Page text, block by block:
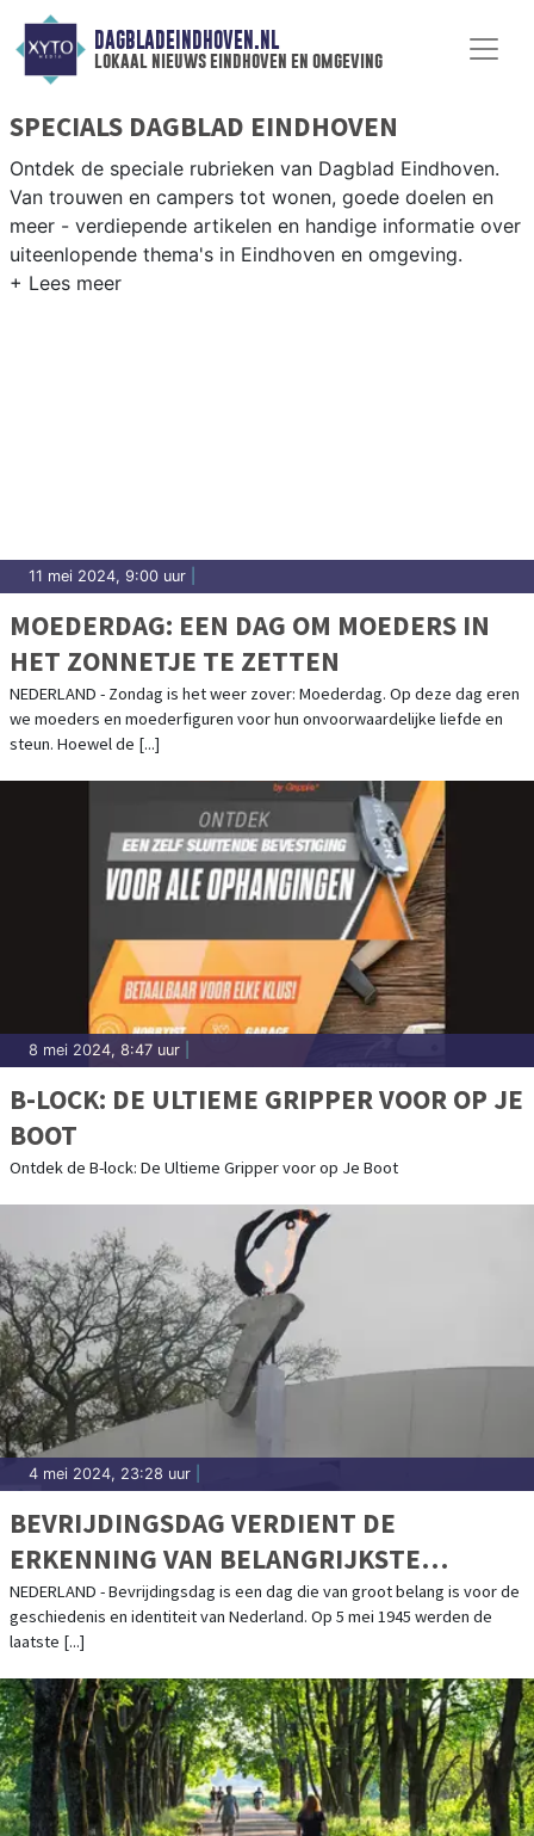
DAGBLADEINDHOVEN.NL
lokaal nieuws eindhoven en omgeving
SPECIALS DAGBLAD EINDHOVEN
Ontdek de speciale rubrieken van Dagblad Eindhoven.
Van trouwen en campers tot wonen, goede doelen en
meer - verdiepende artikelen en handige informatie over
uiteenlopende thema's in Eindhoven en omgeving.
11 mei 2024, 9:00 uur
MOEDERDAG: EEN DAG OM MOEDERS IN
HET ZONNETJE TE ZETTEN
NEDERLAND - Zondag is het weer zover: Moederdag. Op deze dag eren
we moeders en moederfiguren voor hun onvoorwaardelijke liefde en
steun. Hoewel de [...]
8 mei 2024, 8:47 uur
B-LOCK: DE ULTIEME GRIPPER VOOR OP JE
BOOT
Ontdek de B-lock: De Ultieme Gripper voor op Je Boot
4 mei 2024, 23:28 uur
BEVRIJDINGSDAG VERDIENT DE
ERKENNING VAN BELANGRIJKSTE
FEESTDAG VAN HET JAAR
NEDERLAND - Bevrijdingsdag is een dag die van groot belang is voor de
geschiedenis en identiteit van Nederland. Op 5 mei 1945 werden de
laatste [...]